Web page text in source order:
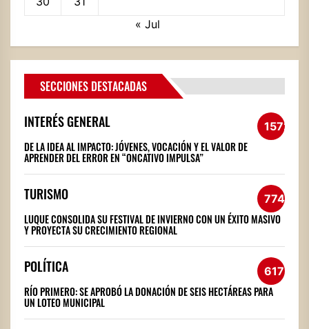
« Jul
SECCIONES DESTACADAS
INTERÉS GENERAL 1572
DE LA IDEA AL IMPACTO: JÓVENES, VOCACIÓN Y EL VALOR DE
APRENDER DEL ERROR EN “ONCATIVO IMPULSA”
TURISMO 774
LUQUE CONSOLIDA SU FESTIVAL DE INVIERNO CON UN ÉXITO MASIVO
Y PROYECTA SU CRECIMIENTO REGIONAL
POLÍTICA 617
RÍO PRIMERO: SE APROBÓ LA DONACIÓN DE SEIS HECTÁREAS PARA
UN LOTEO MUNICIPAL